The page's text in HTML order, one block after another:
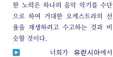
한 노력은 하나의 음악 악기를 수단
으로 하여 거대한 오케스트라의 선
율을 재생하려고 수고하는 것과 비
슷할 것이다.
너희가유란시아에서